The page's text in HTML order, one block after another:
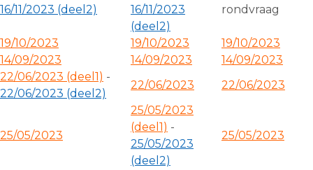
16/11/2023 (deel2)
16/11/2023
(deel2)
rondvraag
19/10/2023 19/10/2023
19/10/2023
14/09/2023
14/09/2023
14/09/2023
22/06/2023 (deel1) -
22/06/2023 (deel2)
22/06/2023 22/06/2023
25/05/2023
25/05/2023
(deel1) -
25/05/2023
(deel2)
25/05/2023